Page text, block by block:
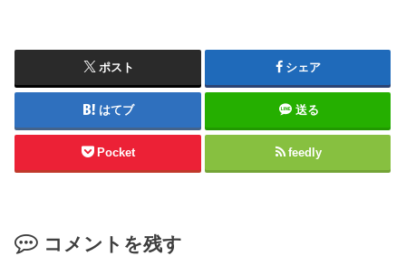
ポスト シェア
はてブ 送る
Pocket feedly
コメントを残す